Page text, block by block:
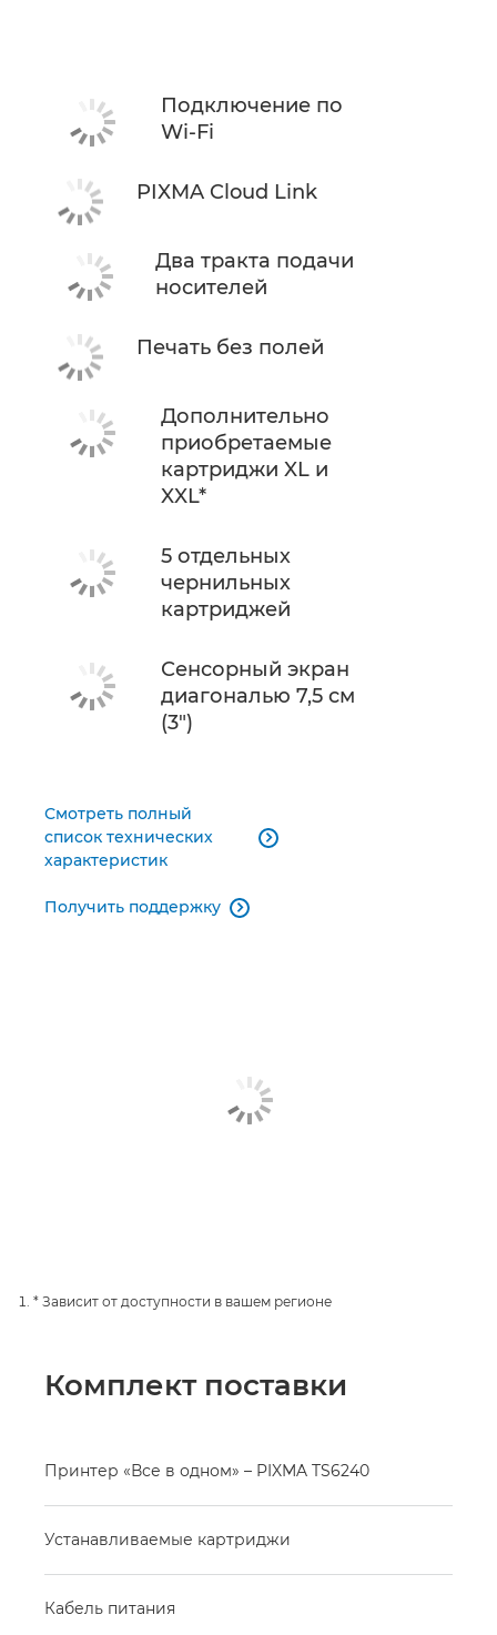
Подключение по
Wi-Fi
PIXMA Cloud Link
Два тракта подачи
носителей
Печать без полей
Дополнительно
приобретаемые
картриджи XL и
XXL*
5 отдельных
чернильных
картриджей
Сенсорный экран
диагональю 7,5 см
(3")
Смотреть полный
список технических
характеристик

Получить поддержку 
* Зависит от доступности в вашем регионе
Комплект поставки
Принтер «Все в одном» – PIXMA TS6240
Устанавливаемые картриджи
Кабель питания